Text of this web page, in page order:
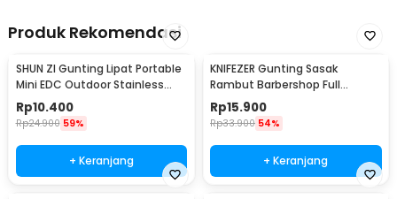
Produk Rekomendasi
SHUN ZI Gunting Lipat Portable
Mini EDC Outdoor Stainless
Steel 20Gr13 - FS-08
Rp10.400
Rp24.900 59%
+ Keranjang
KNIFEZER Gunting Sasak
Rambut Barbershop Full
Stainless Steel - BHT002
Rp15.900
Rp33.900 54%
+ Keranjang